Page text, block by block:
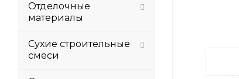
Отделочные
материалы
Сухие строительные
смеси